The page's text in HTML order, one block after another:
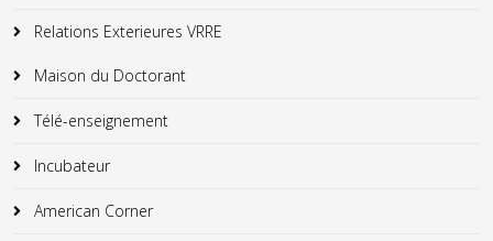
Relations Exterieures VRRE
Maison du Doctorant
Télé-enseignement
Incubateur
American Corner